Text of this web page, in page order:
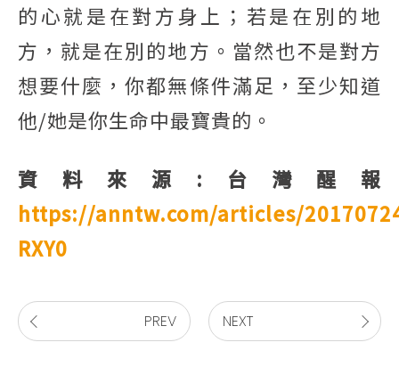
的心就是在對方身上；若是在別的地
方，就是在別的地方。當然也不是對方
想要什麼，你都無條件滿足，至少知道
他/她是你生命中最寶貴的。
資料來源:台灣醒報
https://anntw.com/articles/
RXY0
PREV NEXT